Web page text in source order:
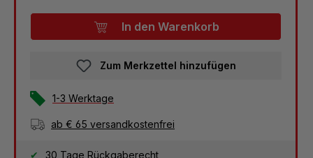
In den Warenkorb
Zum Merkzettel hinzufügen
1-3 Werktage
ab € 65 versandkostenfrei
30 Tage Rückgaberecht